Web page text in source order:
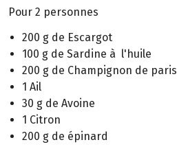
Pour 2 personnes
200 g de Escargot
100 g de Sardine à l'huile
200 g de Champignon de paris
1 Ail
30 g de Avoine
1 Citron
200 g de épinard